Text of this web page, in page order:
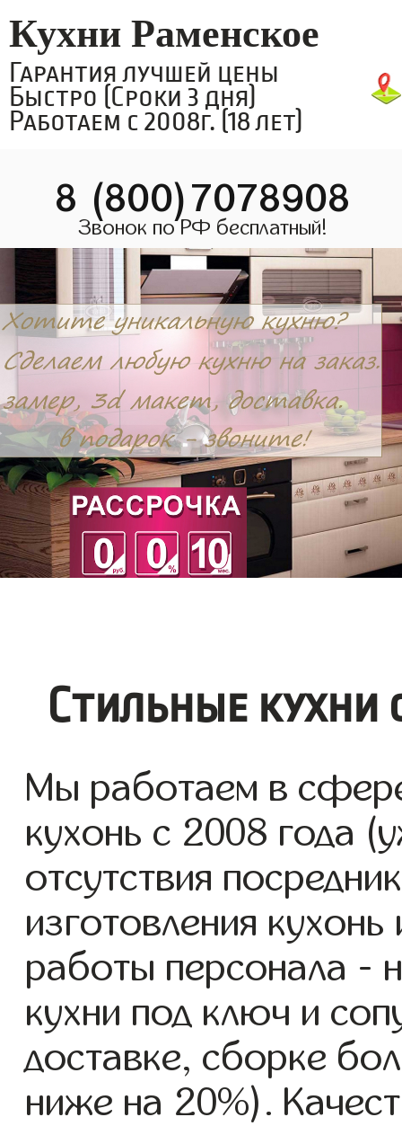
Кухни Раменское
Гарантия лучшей цены
Быстро (Сроки 3 дня)
Работаем с 2008г. (18 лет)
8 (800)7078908
Звонок по РФ бесплатный!
Стильные кухни
Мы работаем в
кухонь с 2008 года
отсутствия
изготовления
работы персонала -
кухни под ключ и
доставке, сборке
ниже на 20%).